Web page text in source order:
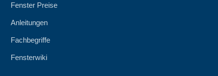
Fenster Preise
Anleitungen
Fachbegriffe
Fensterwiki